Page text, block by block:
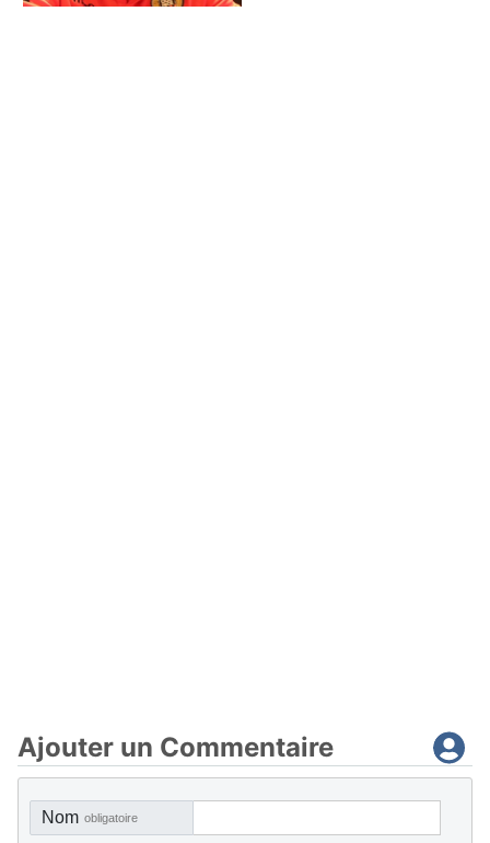
Ajouter un Commentaire
Nom obligatoire